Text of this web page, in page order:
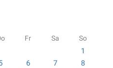
Fr Sa So
1
6 7
8